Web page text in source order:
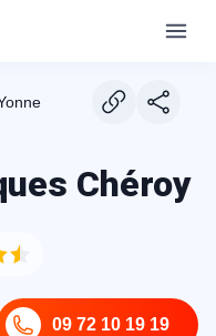
yonne
Chéroy
09 72 10 19 19